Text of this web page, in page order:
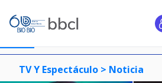
TV Y Espectáculo > Noticia